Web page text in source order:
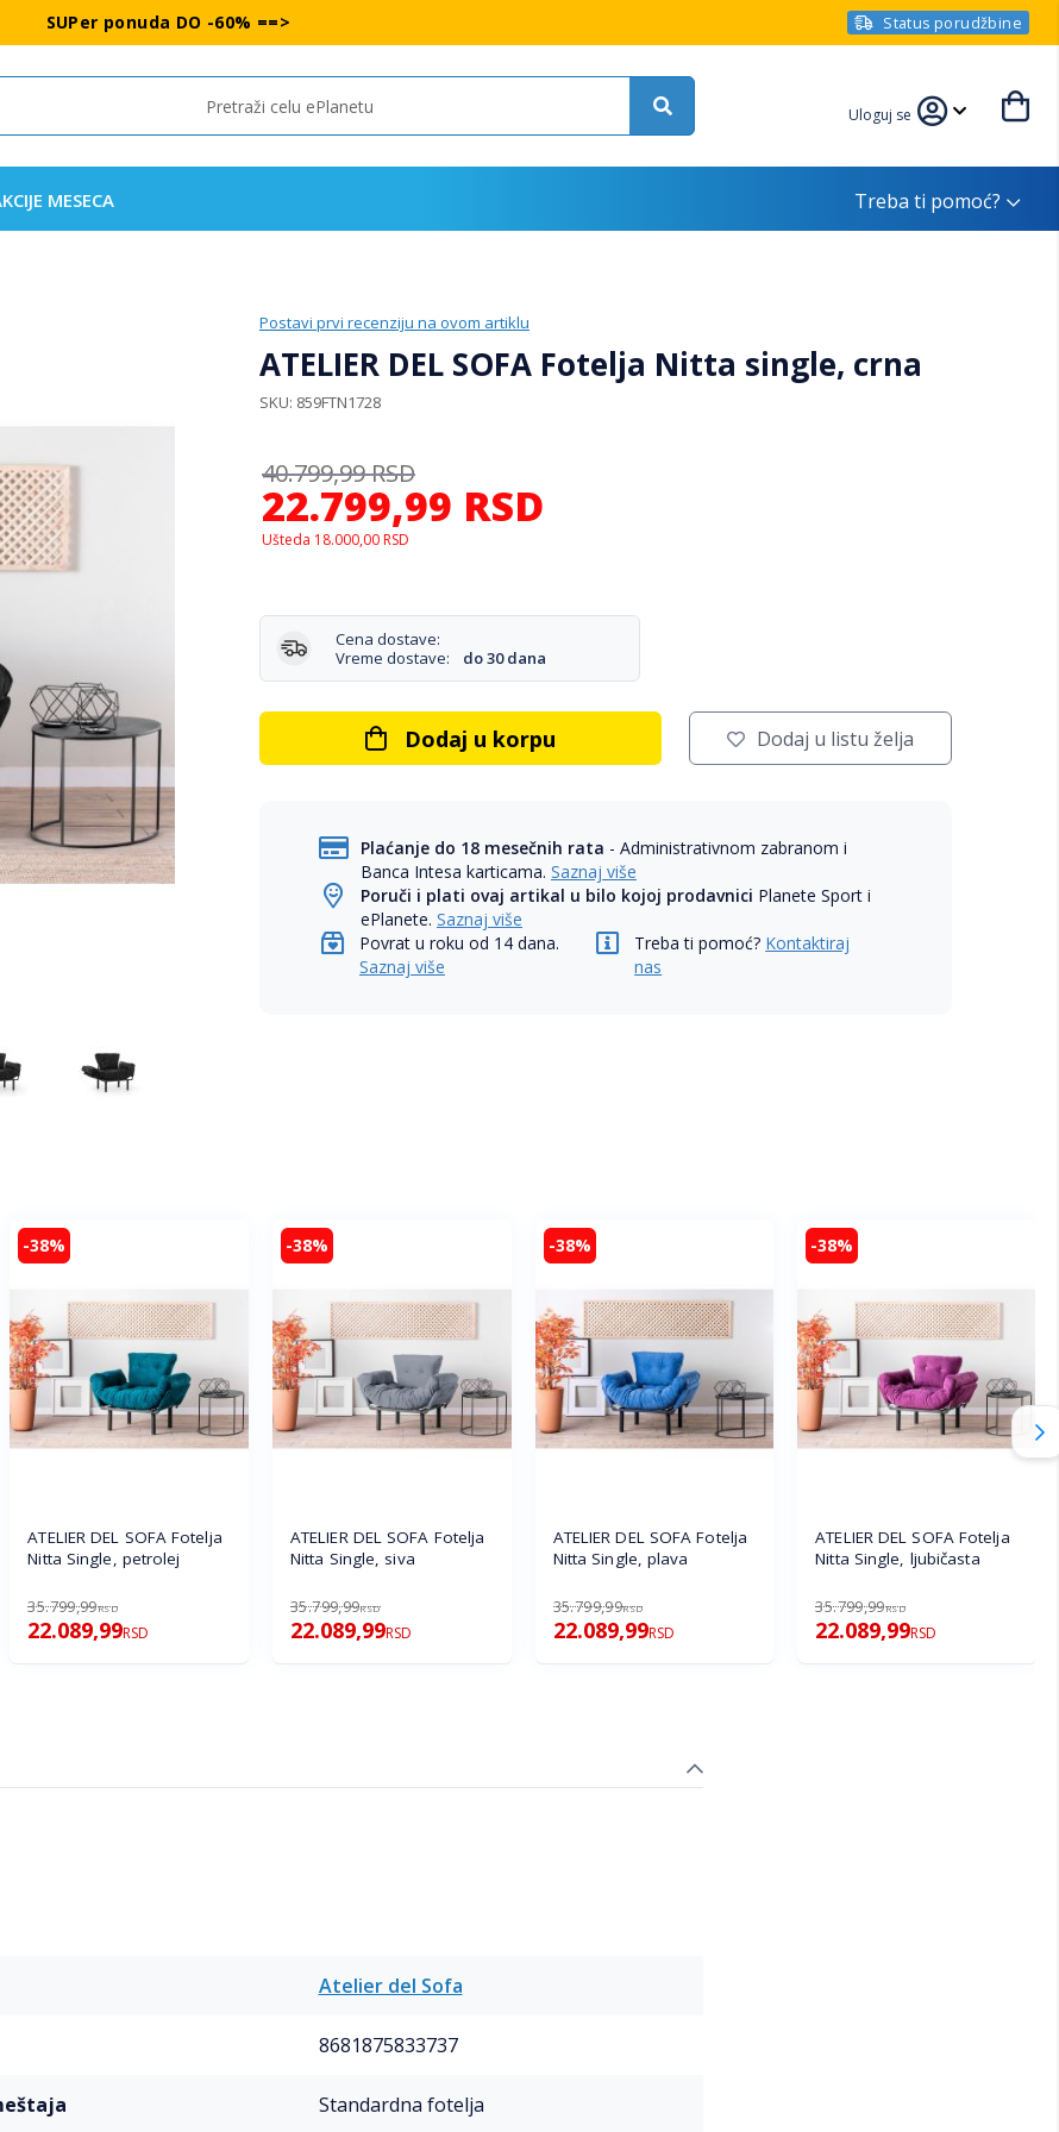
SUPer ponuda DO -60% ==> Status porudžbine
Uloguj se
MESECA Treba ti pomoć?
Postavi prvi recenziju na ovom artiklu
ATELIER DEL SOFA Fotelja Nitta single, crna
SKU 859FTN1728
22.799,99 RSD
40.799,99RSD
Ušteda 18.000,00 RSD
Cena dostave:
Vreme dostave:
do 30 dana
Dodaj u korpu Dodaj u listu želja
Plaćanje do 18 mesečnih rata - Administrativnom zabranom i
Banca Intesa karticama.Saznaj više
Poruči i plati ovaj artikal u bilo kojoj prodavnici Planete Sport i
ePlanete.Saznaj više
Povrat u roku od 14 dana.
Saznaj više
Treba ti pomoć? Kontaktiraj
nas
-38%
ATELIER DEL SOFA Fotelja
Nitta Single, petrolej
35.799,99RSD
22.089,99RSD
-38%
ATELIER DEL SOFA Fotelja
Nitta Single, siva
35.799,99RSD
22.089,99RSD
-38%
ATELIER DEL SOFA Fotelja
Nitta Single, plava
35.799,99RSD
22.089,99RSD
-38%
ATELIER DEL SOFA Fotelja
Nitta Single, ljubičasta
35.799,99RSD
22.089,99RSD
Atelier del Sofa
8681875833737
Standardna fotelja